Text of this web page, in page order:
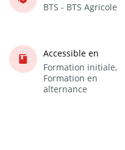
BTS - BTS Agricole
Accessible en
Formation initiale,
Formation en
alternance